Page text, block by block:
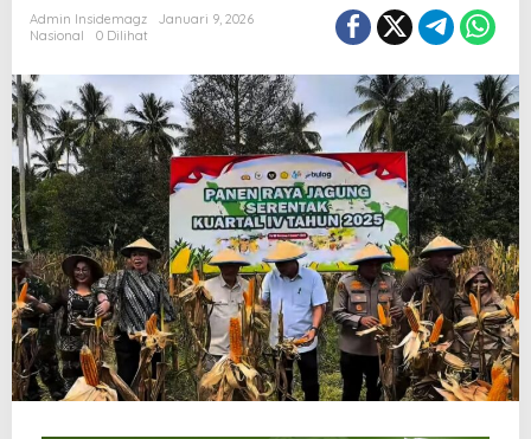
r
i
M
o
u
t
n
g
T
e
g
a
s
k
a
n
Admin Insidemagz
Januari 9, 2026
Nasional
0 Dilihat